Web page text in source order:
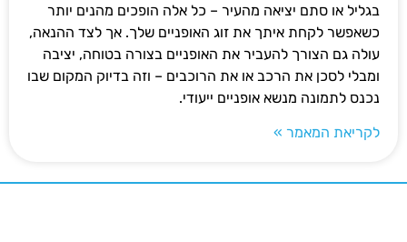
בגליל או סתם יציאה מהעיר – כל אלה הופכים מהנים יותר
כשאפשר לקחת איתך את זוג האופניים שלך. אך לצד ההנאה,
עולה גם הצורך להעביר את האופניים בצורה בטוחה, יציבה
ומבלי לסכן את הרכב או את הרוכבים – וזה בדיוק המקום שבו
נכנס לתמונה מנשא אופניים ייעודי.
לקריאת המאמר »